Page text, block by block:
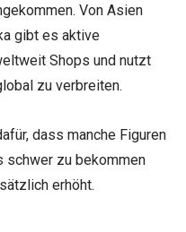
Von Asien
gibt es aktive
Shops und nutzt
zu verbreiten.
dass manche Figuren
schwer zu bekommen
erhöht.